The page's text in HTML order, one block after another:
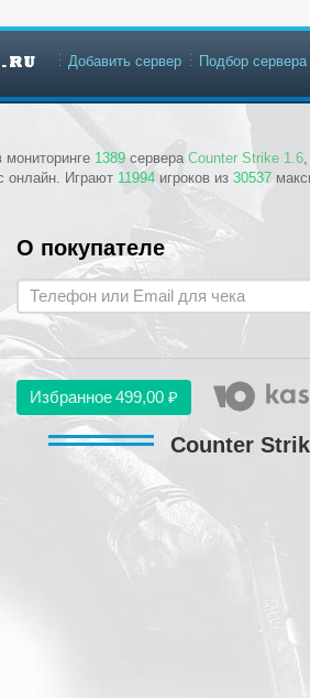
1389 сервера Counter Strike 1.6
онлайн. Играют 11994 игроков из 30537
Добавить сервер Подбор сервера
О покупателе
Избранное499,00 ₽
Counter